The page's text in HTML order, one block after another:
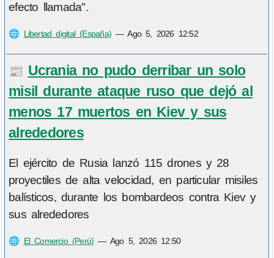
efecto llamada".
🌐 Libertad digital (España) —Ago 5, 2026 12:52
📰 Ucrania no pudo derribar un solo
misil durante ataque ruso que dejó al
menos 17 muertos en Kiev y sus
alrededores
El ejército de Rusia lanzó 115 drones y 28
proyectiles de alta velocidad, en particular misiles
balísticos, durante los bombardeos contra Kiev y
sus alrededores
🌐 El Comercio (Perú) — Ago 5, 2026 12:50